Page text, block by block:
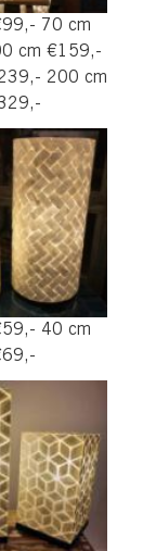
70 cm
cm €159,-
200 cm
40 cm